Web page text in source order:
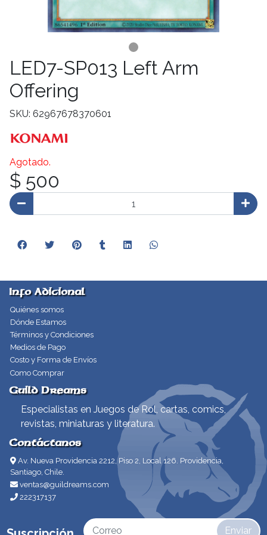
LED7-SP013 Left Arm
Offering
SKU: 62967678370601
Agotado.
$ 500
Info Adicional
Quiénes somos
Dónde Estamos
Términos y Condiciones
Medios de Pago
Costo y Forma de Envíos
Como Comprar
Guild Dreams
Especialistas en Juegos de Rol, cartas, comics,
revistas, miniaturas y literatura.
Contáctanos
Av. Nueva Providencia 2212, Piso 2, Local 126. Providencia,
Santiago, Chile.
ventas@guildreams.com
222317137
Enviar